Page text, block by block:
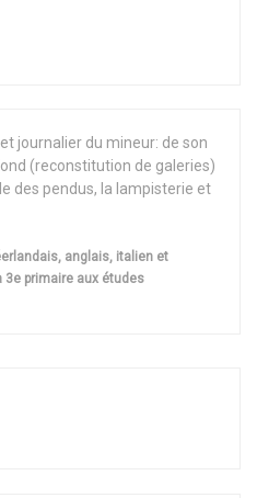
journalier du mineur: de son
(reconstitution de galeries)
des pendus, la lampisterie et
anglais, italien et
primaire aux études